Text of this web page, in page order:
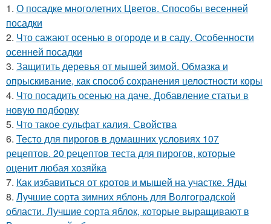
1. О посадке многолетних Цветов. Способы весенней
посадки
2. Что сажают осенью в огороде и в саду. Особенности
осенней посадки
3. Защитить деревья от мышей зимой. Обмазка и
опрыскивание, как способ сохранения целостности коры
4. Что посадить осенью на даче. Добавление статьи в
новую подборку
5. Что такое сульфат калия. Свойства
6. Тесто для пирогов в домашних условиях 107
рецептов. 20 рецептов теста для пирогов, которые
оценит любая хозяйка
7. Как избавиться от кротов и мышей на участке. Яды
8. Лучшие сорта зимних яблонь для Волгоградской
области. Лучшие сорта яблок, которые выращивают в